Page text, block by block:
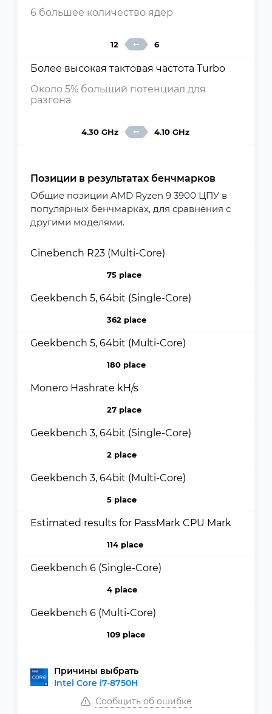
6 большее количество ядер
12 6
Более высокая тактовая частота Turbo
Около 5% больший потенциал для
разгона
4.30 GHz 4.10 GHz
Позиции в результатах бенчмарков
Общие позиции AMD Ryzen 9 3900 ЦПУ в
популярных бенчмарках, для сравнения с
другими моделями.
Cinebench R23 (Multi-Core)
75 place
Geekbench 5, 64bit (Single-Core)
362 place
Geekbench 5, 64bit (Multi-Core)
180 place
Monero Hashrate kH/s
27 place
Geekbench 3, 64bit (Single-Core)
2 place
Geekbench 3, 64bit (Multi-Core)
5 place
Estimated results for PassMark CPU Mark
114 place
Geekbench 6 (Single-Core)
4 place
Geekbench 6 (Multi-Core)
109 place
Причины выбрать
Intel Core i7-8750H
Сообщить об ошибке